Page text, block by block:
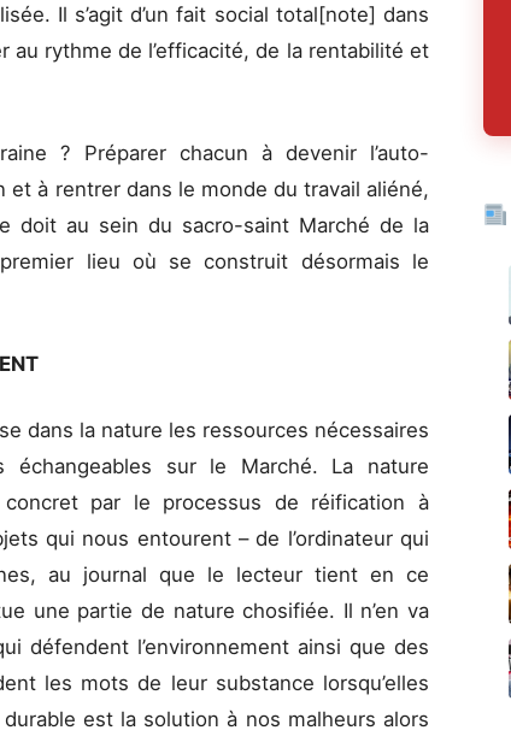
Il s’agit d’un fait social total[note] dans
au rythme de l’efficacité, de la rentabilité et
? Préparer chacun à devenir l’auto-
à rentrer dans le monde du travail aliéné,
doit au sein du sacro-saint Marché de la
lieu où se construit désormais le
dans la nature les ressources nécessaires
échangeables sur le Marché. La nature
par le processus de réification à
qui nous entourent – de l’ordinateur qui
au journal que le lecteur tient en ce
une partie de nature chosifiée. Il n’en va
défendent l’environnement ainsi que des
les mots de leur substance lorsqu’elles
est la solution à nos malheurs alors